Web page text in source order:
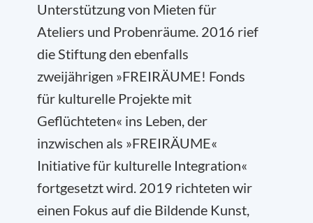
Unterstützung von Mieten für
Ateliers und Probenräume. 2016 rief
die Stiftung den ebenfalls
zweijährigen »FREIRÄUME! Fonds
für kulturelle Projekte mit
Geflüchteten« ins Leben, der
inzwischen als »FREIRÄUME«
Initiative für kulturelle Integration«
fortgesetzt wird. 2019 richteten wir
einen Fokus auf die Bildende Kunst,